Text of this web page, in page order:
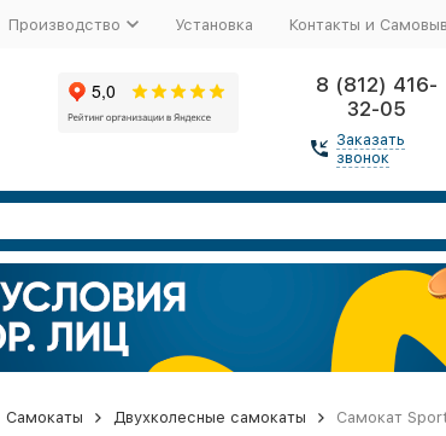
Производство Установка Контакты и
8 (812) 416-
32-05
Заказать
звонок
Самокаты Двухколесные самокаты Самокат